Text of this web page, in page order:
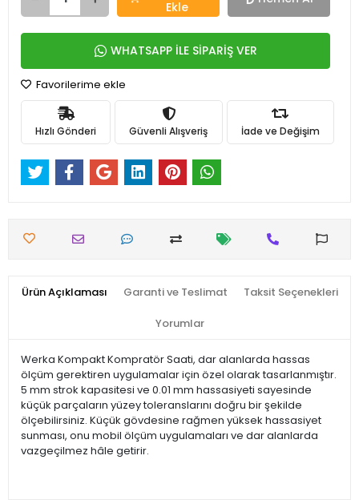
Ekle
WHATSAPP İLE SİPARİŞ VER
Favorilerime ekle
Hızlı Gönderi Güvenli Alışveriş İade ve Değişim
Ürün Açıklaması Garanti ve Teslimat Taksit Seçenekleri
Yorumlar
Werka Kompakt Kompratör Saati, dar alanlarda hassas
ölçüm gerektiren uygulamalar için özel olarak tasarlanmıştır.
5 mm strok kapasitesi ve 0.01 mm hassasiyeti sayesinde
küçük parçaların yüzey toleranslarını doğru bir şekilde
ölçebilirsiniz. Küçük gövdesine rağmen yüksek hassasiyet
sunması, onu mobil ölçüm uygulamaları ve dar alanlarda
vazgeçilmez hâle getirir.